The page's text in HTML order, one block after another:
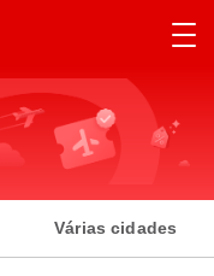
Várias cidades